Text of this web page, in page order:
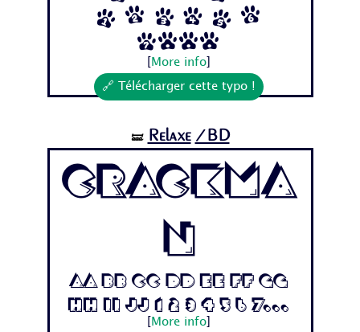
1 2 3 4 5 6
7...
More info]
🔗 Télécharger cette typo !
🝛 Relaxe /BD
Crackma
n
Aa Bb Cc Dd Ee Ff Gg
Hh Ii Jj 1 2 3 4 5 6 7...
More info]